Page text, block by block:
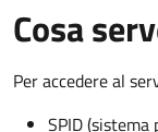
Cosa
Per accedere al
SPID